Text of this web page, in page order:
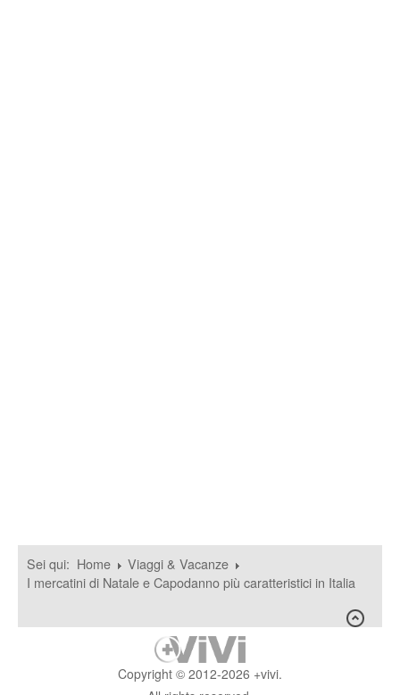
Sei qui: Home
Viaggi & Vacanze
I mercatini di Natale e Capodanno più caratteristici in Italia
Copyright © 2012-2026 +vivi.